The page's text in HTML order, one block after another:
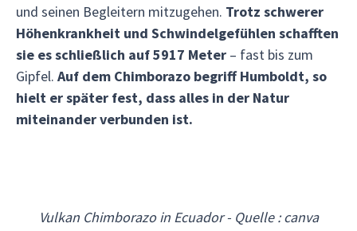
und seinen Begleitern mitzugehen. Trotz schwerer
Höhenkrankheit und Schwindelgefühlen schafften
sie es schließlich auf 5917 Meter – fast bis zum
Gipfel. Auf dem Chimborazo begriff Humboldt, so
hielt er später fest, dass alles in der Natur
miteinander verbunden ist.
Vulkan Chimborazo in Ecuador - Quelle : canva